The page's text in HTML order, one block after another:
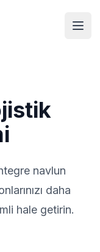
navlun
daha
hale getirin.